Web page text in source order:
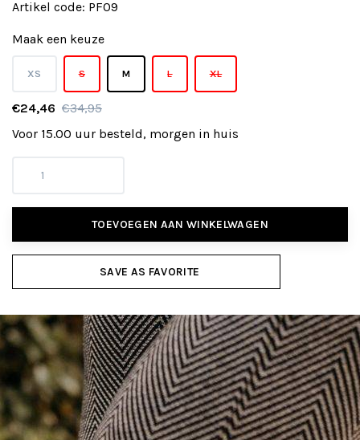
Artikel code: PF09
Maak een keuze
XS S M L XL
€24,46 €34,95
Voor 15.00 uur besteld, morgen in huis
TOEVOEGEN AAN WINKELWAGEN
SAVE AS FAVORITE